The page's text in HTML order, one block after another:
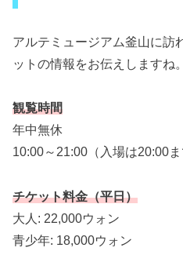
アルテミュージアム釜山に訪
ットの情報をお伝えしますね。
観覧時間
年中無休
10:00～21:00（入場は20:00ま
チケット料金（平日）
大人: 22,000ウォン
青少年: 18,000ウォン